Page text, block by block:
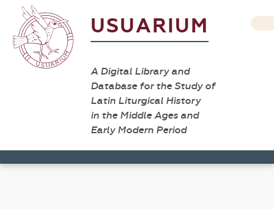
USUARIUM
A Digital Library and
Database for the Study of
Latin Liturgical History
in the Middle Ages and
Early Modern Period